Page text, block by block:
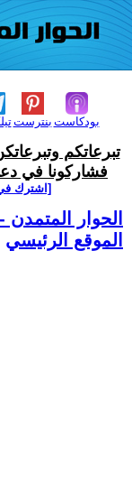
بنترست بودكاست
تبرعاتكم
فشاركونا في
[اشترك في
الحوار المتمدن
الموقع الرئيسي